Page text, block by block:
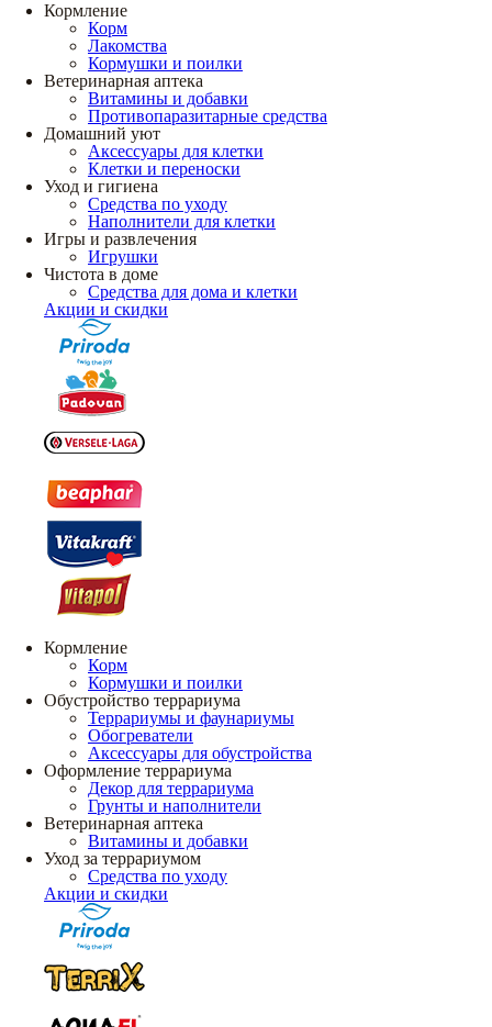
Кормление
Корм
Лакомства
Кормушки и поилки
Ветеринарная аптека
Витамины и добавки
Противопаразитарные средства
Домашний уют
Аксессуары для клетки
Клетки и переноски
Уход и гигиена
Средства по уходу
Наполнители для клетки
Игры и развлечения
Игрушки
Чистота в доме
Средства для дома и клетки
Акции и скидки
Кормление
Корм
Кормушки и поилки
Обустройство террариума
Террариумы и фаунариумы
Обогреватели
Аксессуары для обустройства
Оформление террариума
Декор для террариума
Грунты и наполнители
Ветеринарная аптека
Витамины и добавки
Уход за террариумом
Средства по уходу
Акции и скидки